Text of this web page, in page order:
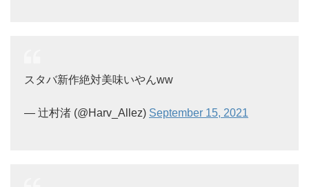
スタバ新作絶対美味いやんww
— 辻村渚 (@Harv_Allez) September 15, 2021